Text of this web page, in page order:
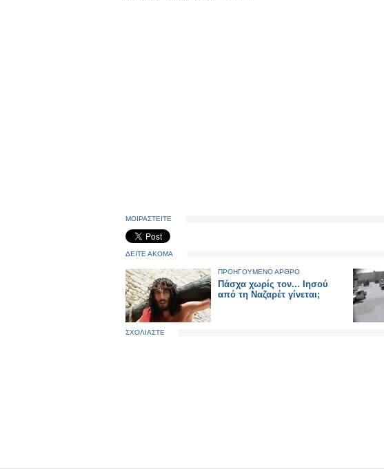
ΜΟΙΡΑΣΤΕΙΤΕ
ΔΕΙΤΕ ΑΚΟΜΑ
ΠΡΟΗΓΟΥΜΕΝΟ ΑΡΘΡΟ
Πάσχα χωρίς τον... Ιησού
από τη Ναζαρέτ γίνεται;
ΣΧΟΛΙΑΣΤΕ